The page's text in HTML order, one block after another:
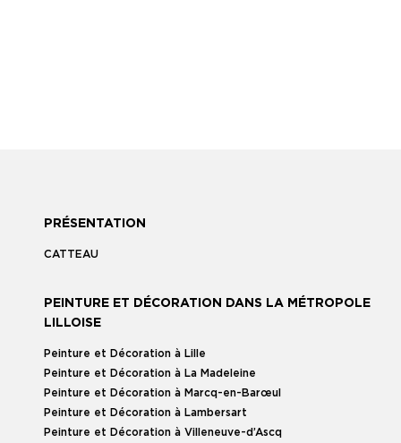
PRÉSENTATION
CATTEAU
PEINTURE ET DÉCORATION DANS LA MÉTROPOLE
LILLOISE
Peinture et Décoration à Lille
Peinture et Décoration à La Madeleine
Peinture et Décoration à Marcq-en-Barœul
Peinture et Décoration à Lambersart
Peinture et Décoration à Villeneuve-d’Ascq